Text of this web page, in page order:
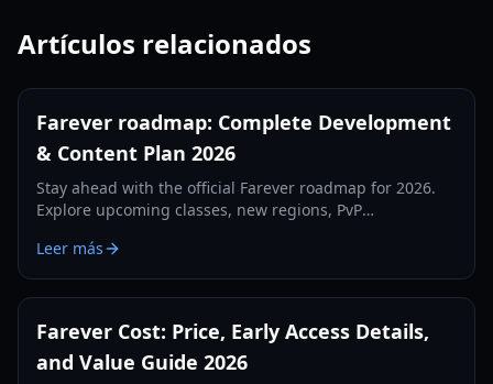
Artículos relacionados
Farever roadmap: Complete Development
& Content Plan 2026
Stay ahead with the official Farever roadmap for 2026.
Explore upcoming classes, new regions, PvP
Leer más
Farever Cost: Price, Early Access Details,
and Value Guide 2026